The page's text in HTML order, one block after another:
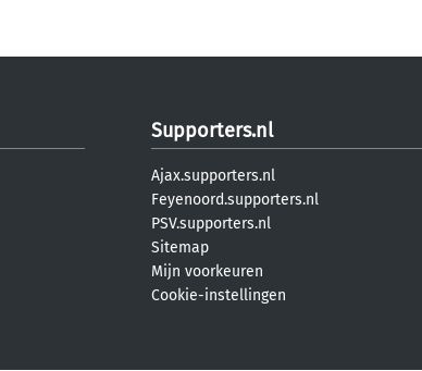
Supporters.nl
Ajax.supporters.nl
Feyenoord.supporters.nl
PSV.supporters.nl
Sitemap
Mijn voorkeuren
Cookie-instellingen